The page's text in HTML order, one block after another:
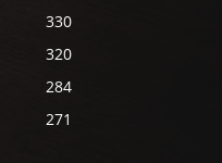
330
320
284
271